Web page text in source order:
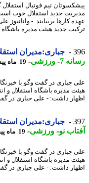
تیم فوتبال استقلال
جدید استقلال خوب است و
کارها بربیایند. - وانانیوز علی
جدید هیئت مدیره باشگاه
جباری:مدیران استقلال
7
-ورزشی-19 ماه پیش - دوشنبه 24 دی 1403، 00:56
جباری در گفت وگو با خبرنگار
مدیره باشگاه استقلال و
داشت: - علی جباری در گفت
جباری:مدیران استقلال
نو- ورزشی-19 ماه پیش - دوشنبه 24 دی 1403، 00:51
جباری در گفت وگو با خبرنگار
مدیره باشگاه استقلال و
داشت: - علی جباری در گفت